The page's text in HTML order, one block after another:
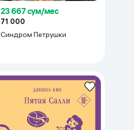
23 667 сум/мес
71 000
Синдром Петрушки